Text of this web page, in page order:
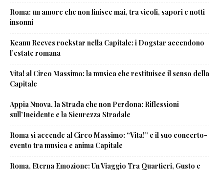
Roma: un amore che non finisce mai, tra vicoli, sapori e notti
insonni
Keanu Reeves rockstar nella Capitale: i Dogstar accendono
l’estate romana
Vita! al Circo Massimo: la musica che restituisce il senso della
Capitale
Appia Nuova, la Strada che non Perdona: Riflessioni
sull’Incidente e la Sicurezza Stradale
Roma si accende al Circo Massimo: “Vita!” e il suo concerto-
evento tra musica e anima Capitale
Roma, Eterna Emozione: Un Viaggio Tra Quartieri, Gusto e